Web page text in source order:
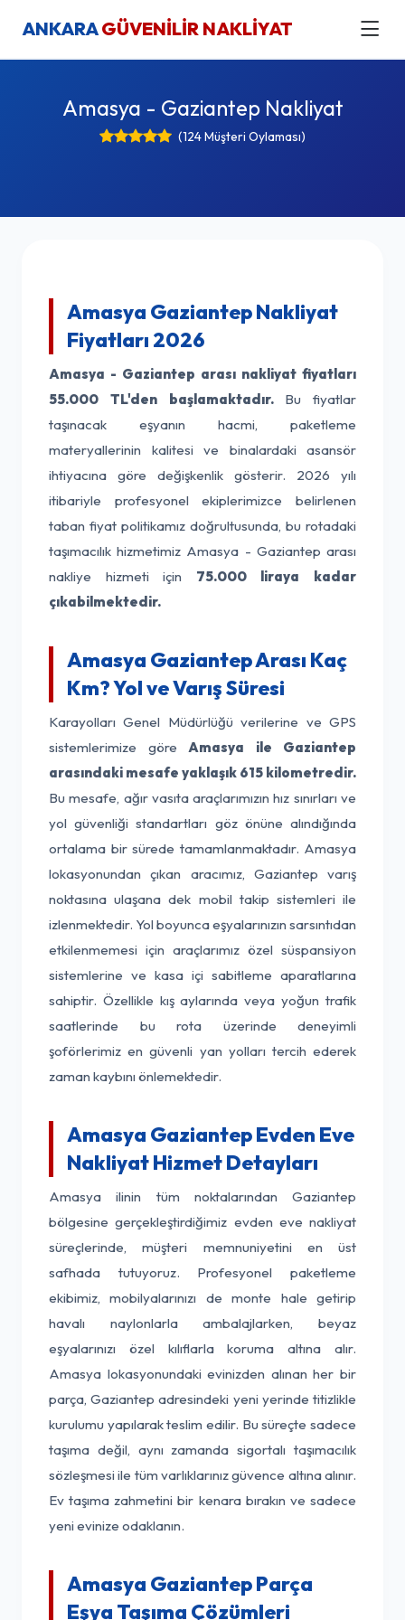
ANKARAGÜVENİLİR NAKLİYAT
Amasya - Gaziantep Nakliyat
(124 Müşteri Oylaması)
Amasya Gaziantep Nakliyat
Fiyatları 2026
Amasya - Gaziantep arası nakliyat fiyatları
55.000 TL'den başlamaktadır.Bu fiyatlar
taşınacak eşyanın hacmi, paketleme
materyallerinin kalitesi ve binalardaki asansör
ihtiyacına göre değişkenlik gösterir. 2026 yılı
itibariyle profesyonel ekiplerimizce belirlenen
taban fiyat politikamız doğrultusunda, bu rotadaki
taşımacılık hizmetimiz Amasya - Gaziantep arası
nakliye hizmeti için 75.000 liraya kadar
çıkabilmektedir.
Amasya Gaziantep Arası Kaç
Km? Yol ve Varış Süresi
Karayolları Genel Müdürlüğü verilerine ve GPS
sistemlerimize göre Amasya ile Gaziantep
arasındaki mesafe yaklaşık 615 kilometredir.
Bu mesafe, ağır vasıta araçlarımızın hız sınırları ve
yol güvenliği standartları göz önüne alındığında
ortalama bir sürede tamamlanmaktadır. Amasya
lokasyonundan çıkan aracımız, Gaziantep varış
noktasına ulaşana dek mobil takip sistemleri ile
izlenmektedir. Yol boyunca eşyalarınızın sarsıntıdan
etkilenmemesi için araçlarımız özel süspansiyon
sistemlerine ve kasa içi sabitleme aparatlarına
sahiptir. Özellikle kış aylarında veya yoğun trafik
saatlerinde bu rota üzerinde deneyimli
şoförlerimiz en güvenli yan yolları tercih ederek
zaman kaybını önlemektedir.
Amasya Gaziantep Evden Eve
Nakliyat Hizmet Detayları
Amasya ilinin tüm noktalarından Gaziantep
bölgesine gerçekleştirdiğimiz evden eve nakliyat
süreçlerinde, müşteri memnuniyetini en üst
safhada tutuyoruz. Profesyonel paketleme
ekibimiz, mobilyalarınızı de monte hale getirip
havalı naylonlarla ambalajlarken, beyaz
eşyalarınızı özel kılıflarla koruma altına alır.
Amasya lokasyonundaki evinizden alınan her bir
parça, Gaziantep adresindeki yeni yerinde titizlikle
kurulumu yapılarak teslim edilir. Bu süreçte sadece
taşıma değil, aynı zamanda sigortalı taşımacılık
sözleşmesi ile tüm varlıklarınız güvence altına alınır.
Ev taşıma zahmetini bir kenara bırakın ve sadece
yeni evinize odaklanın.
Amasya Gaziantep Parça
Eşya Taşıma Çözümleri